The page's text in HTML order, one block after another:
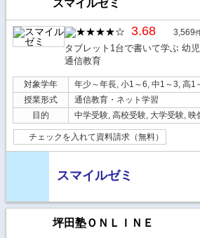
スマイルゼミ
3.68 3,569
タブレット1台で書いて学ぶ 幼
通信教育
対象学年
年少～年長, 小1～6, 中1～3, 高1
授業形式
通信教育・ネット学習
目的
中学受験, 高校受験, 大学受験, 映
チェックを入れて資料請求（無料）
スマイルゼミ
坪田塾ＯＮＬＩＮＥ